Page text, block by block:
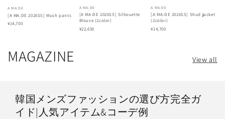
A MA:DE
[A MA:DE 2026SS] Mush pants
¥14,700
A MA:DE
[A MA:DE 2026SS] Silhouette
Blouse (2color)
¥22,650
A MA:DE
[A MA:DE 2026SS] Shud jacket
(2color)
¥14,700
MAGAZINE View all
韓国メンズファッションの選び方完全ガ
イド|人気アイテム&コーデ例